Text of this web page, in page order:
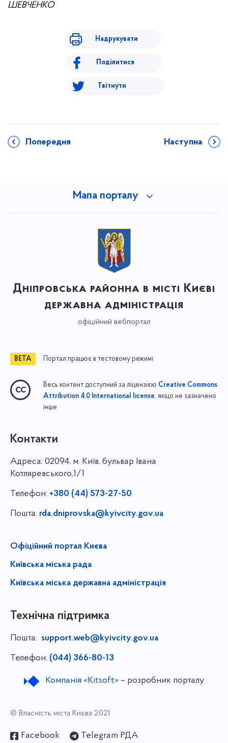
ШЕВЧЕНКО
Надрукувати
Поділитися
Твітнути
Попередня Наступна
Мапа порталу
Дніпровська районна в місті Києві
державна адміністрація
офіційний вебпортал
Портал працює в тестовому режимі
Весь контент доступний за ліцензією Creative Commons
Attribution 4.0 International license, якщо не зазначено
інше
Контакти
Адреса: 02094, м. Київ, бульвар Івана
Котляревського,1/1
Телефон: +380 (44) 573-27-50
Пошта: rda.dniprovska@kyivcity.gov.ua
Офіційний портал Києва
Київська міська рада
Київська міська державна адміністрація
Технічна підтримка
Пошта: support.web@kyivcity.gov.ua
Телефон: (044) 366-80-13
Компанія «Kitsoft»– розробник порталу
© Власність міста Києва 2021
Facebook Telegram РДА